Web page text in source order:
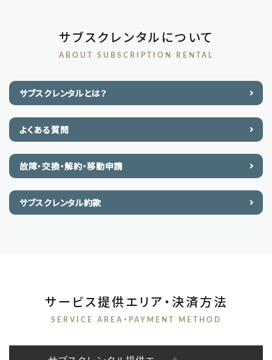
サブスクレンタルについて
ABOUT SUBSCRIPTION RENTAL
サブスクレンタルとは？
よくある質問
故障・交換・解約・移動申請
サブスクレンタル約款
サービス提供エリア・決済方法
SERVICE AREA・PAYMENT METHOD